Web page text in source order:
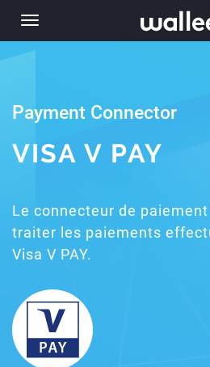
Toggle
navigation
Payment Connector
VISA V PAY
Le connecteur de paiement
traiter les paiements
Visa V PAY.